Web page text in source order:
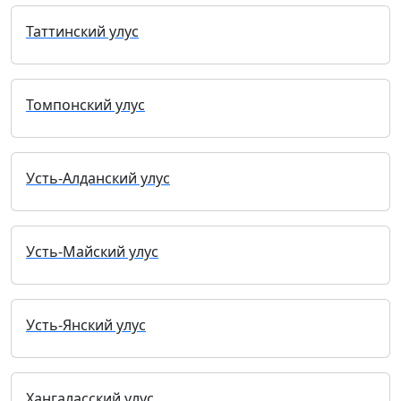
Таттинский улус
Томпонский улус
Усть-Алданский улус
Усть-Майский улус
Усть-Янский улус